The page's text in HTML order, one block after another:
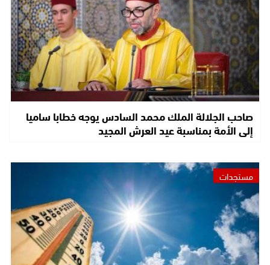
صاحب الجلالة الملك محمد السادس يوجه خطابا ساميا
إلى الأمة بمناسبة عيد العرش المجيد
مستجدات